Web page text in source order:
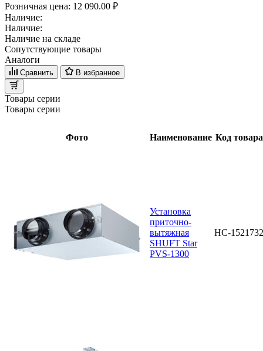
Розничная цена: 12 090.00 ₽
Наличие:
Наличие:
Наличие на складе
Сопутствующие товары
Аналоги
Сравнить В избранное
Товары серии
Товары серии
Фото Наименование Код товара
Установка
приточно-
вытяжная
SHUFT Star
PVS-1300
НС-1521732